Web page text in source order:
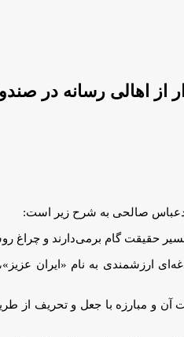
صالحی به شرح زیر است:
حقیقت‌ گام برمی‌دارند و چراغ
ارزشمندی به نام «ایران
آن و مبارزه با جعل و تحریف از